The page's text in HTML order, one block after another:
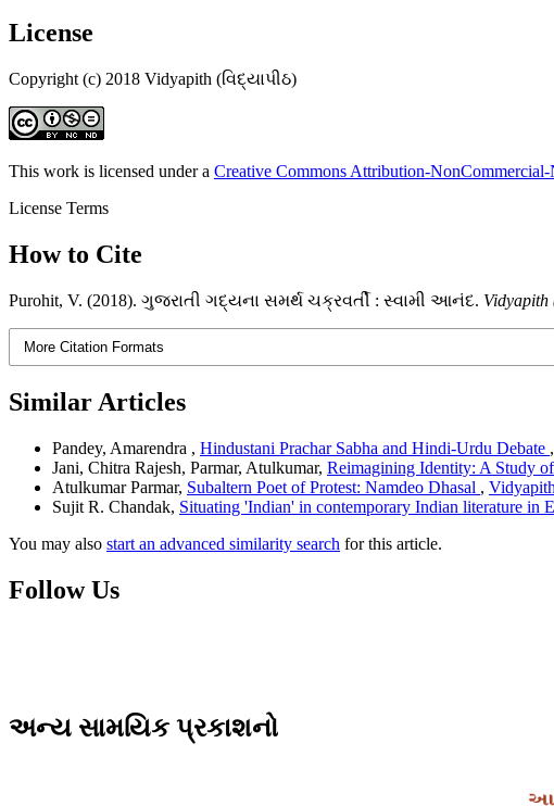
License
Copyright (c) 2018 Vidyapith (વિદ્યાપીઠ)
This work is licensed under a Creative Commons Attribution-
License Terms
How to Cite
Purohit, V. (2018). ગુજરાતી ગદ્યના સમર્થ ચક્રવર્તી : સ્વામી આનંદ. Vidyapith
More Citation Formats
Similar Articles
Pandey, Amarendra , Hindustani Prachar Sabha and Hindi-Urdu Debate ,
Jani, Chitra Rajesh, Parmar, Atulkumar, Reimagining Identity: A Study
Atulkumar Parmar, Subaltern Poet of Protest: Namdeo Dhasal ,
Sujit R. Chandak, Situating 'Indian' in contemporary Indian literature in
You may also start an advanced similarity search for this article.
Follow Us
અન્ય સામયિક પ્રકાશનો